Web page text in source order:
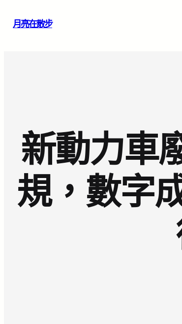
月亮在散步
新動力車
規，數字